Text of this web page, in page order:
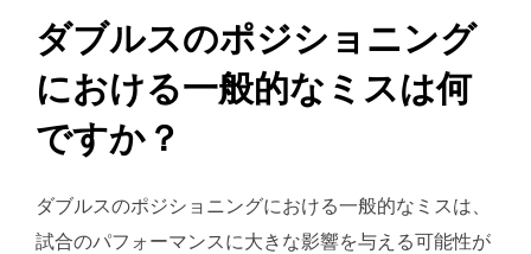
ダブルスのポジショニング
における一般的なミスは何
ですか？
ダブルスのポジショニングにおける一般的なミスは、
試合のパフォーマンスに大きな影響を与える可能性が